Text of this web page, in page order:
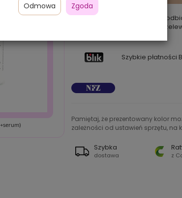
Płatność przy
24 Rokoko,
Szybkie płatności
Pamiętaj, że prezentowany kolor
zależności od ustawień sprzętu, na
Szybka
dostawa z
Odmowa Zgoda